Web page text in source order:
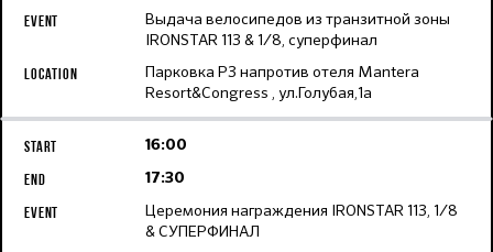
Выдача велосипедов из транзитной зоны
IRONSTAR 113 & 1/8, суперфинал
Парковка Р3 напротив отеля Mantera
Resort&Congress , ул.Голубая,1а
16:00
17:30
Церемония награждения IRONSTAR 113, 1/8
& СУПЕРФИНАЛ